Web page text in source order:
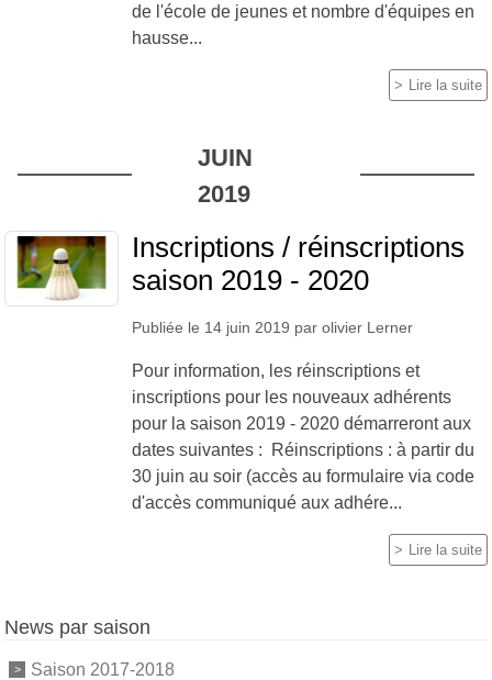
de l'école de jeunes et nombre d'équipes en
hausse...
Lire la suite
JUIN
2019
Inscriptions / réinscriptions
saison 2019 - 2020
Publiée le 14 juin 2019 par olivier Lerner
Pour information, les réinscriptions et
inscriptions pour les nouveaux adhérents
pour la saison 2019 - 2020 démarreront aux
dates suivantes : Réinscriptions : à partir du
30 juin au soir (accès au formulaire via code
d'accès communiqué aux adhére...
Lire la suite
News par saison
Saison 2017-2018